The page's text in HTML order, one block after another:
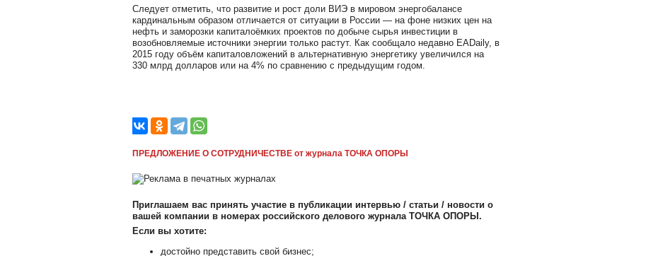
Следует отметить, что развитие и рост доли ВИЭ в мировом энергобалансе
кардинальным образом отличается от ситуации в России — на фоне низких цен на
нефть и заморозки капиталоёмких проектов по добыче сырья инвестиции в
возобновляемые источники энергии только растут. Как сообщало недавно EADaily, в
2015 году объём капиталовложений в альтернативную энергетику увеличился на
330 млрд долларов или на 4% по сравнению с предыдущим годом.
ПРЕДЛОЖЕНИЕ О СОТРУДНИЧЕСТВЕ от журнала ТОЧКА ОПОРЫ
Приглашаем вас принять участие в публикации интервью / статьи / новости о
вашей компании в номерах российского делового журнала ТОЧКА ОПОРЫ.
Если вы хотите:
достойно представить свой бизнес;